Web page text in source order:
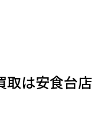
取は安食台店